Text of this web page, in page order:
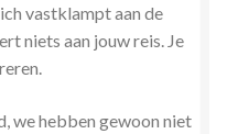
vastklampt aan de
niets aan jouw reis. Je
we hebben gewoon niet